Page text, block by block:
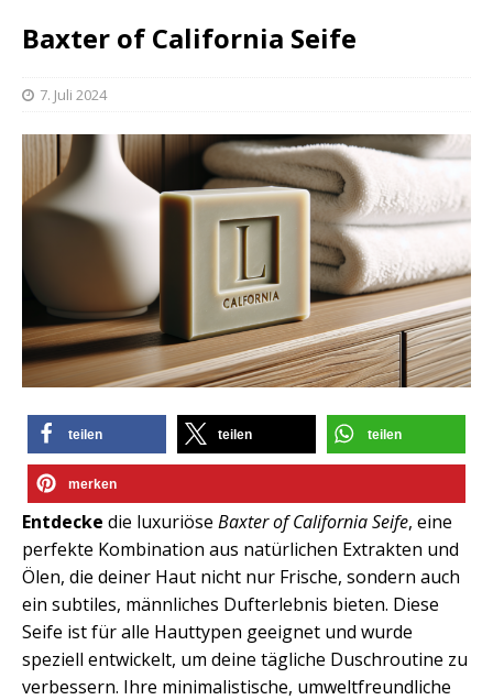
Baxter of California Seife
7. Juli 2024
teilen teilen teilen
merken
Entdecke die luxuriöse Baxter of California Seife, eine
perfekte Kombination aus natürlichen Extrakten und
Ölen, die deiner Haut nicht nur Frische, sondern auch
ein subtiles, männliches Dufterlebnis bieten. Diese
Seife ist für alle Hauttypen geeignet und wurde
speziell entwickelt, um deine tägliche Duschroutine zu
verbessern. Ihre minimalistische, umweltfreundliche